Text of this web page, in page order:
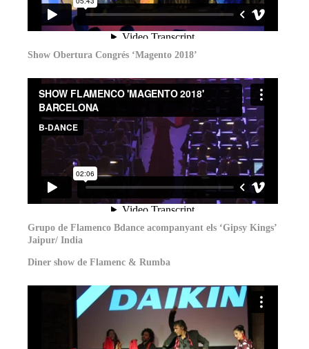
Show Obertura Congrés ‘Magento 2018’
Grupo de Flamenco Bdance acompanyant els ‘Gipsy Kings’
Jaipur/ India
Diner show de Flamenc & Rumba